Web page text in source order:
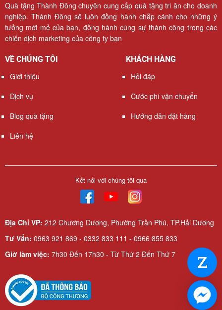
Quà tặng Thành Đông chuyên cung cấp quà tặng tri ân cho doanh
nghiệp. Thành Đông sẽ luôn đồng hành chắp cánh cho những ý
tưởng mới mẻ của bạn, đồng hành cùng sự thành công trong các
chiến dịch marketing của công ty bạn
VỀ CHÚNG TÔI
Giới thiệu
Dịch vụ
Blog quà tặng
Liên hệ
KHÁCH HÀNG
Hỏi đáp
Cước phí vận chuyển
Hướng dẫn đặt hàng
Kết nối với chúng tôi qua
Địa Chỉ VP: 212 Chương Dương, Phường Trần Phú, TP.Hải Dương
Tư Vấn: 0963 921 869 - 0332 833 111 - 0966 855 833
Giờ làm việc: 7h30 Đến 17h30 - Từ Thứ 2 Đến Thứ 7